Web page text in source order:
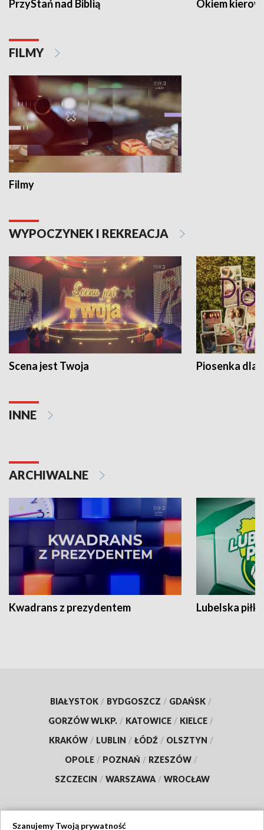
PrzyStań nad Biblią Okiem
FILMY
Filmy
WYPOCZYNEK I REKREACJA
Scena jest Twoja Piosenka dla
INNE
ARCHIWALNE
Kwadrans z prezydentem Lubelska piłka
BIAŁYSTOK / BYDGOSZCZ / GDAŃSK /
GORZÓW WLKP. / KATOWICE / KIELCE /
KRAKÓW / LUBLIN / ŁÓDŹ / OLSZTYN /
OPOLE / POZNAŃ / RZESZÓW /
SZCZECIN / WARSZAWA / WROCŁAW
Szanujemy Twoją prywatność